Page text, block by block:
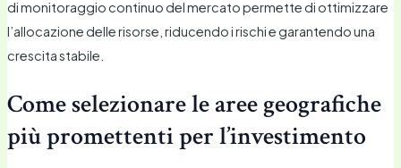
di monitoraggio continuo del mercato permette di ottimizzare
l’allocazione delle risorse, riducendo i rischi e garantendo una
crescita stabile.
Come selezionare le aree geografiche
più promettenti per l’investimento